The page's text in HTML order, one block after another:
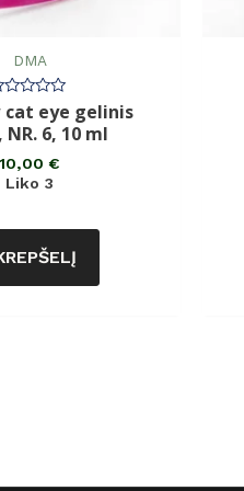
DMA
cat eye gelinis
6, 10 ml
10,00 €
Liko 3